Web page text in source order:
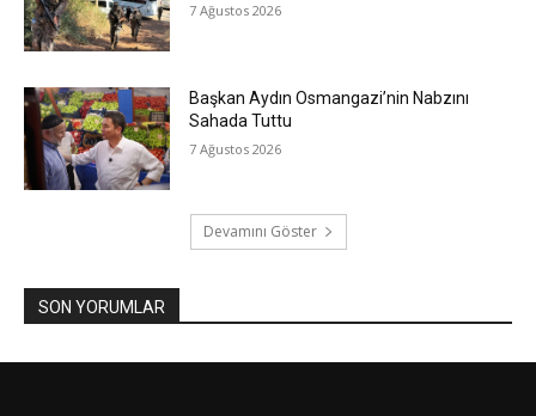
7 Ağustos 2026
Başkan Aydın Osmangazi’nin Nabzını
Sahada Tuttu
7 Ağustos 2026
Devamını Göster
SON YORUMLAR